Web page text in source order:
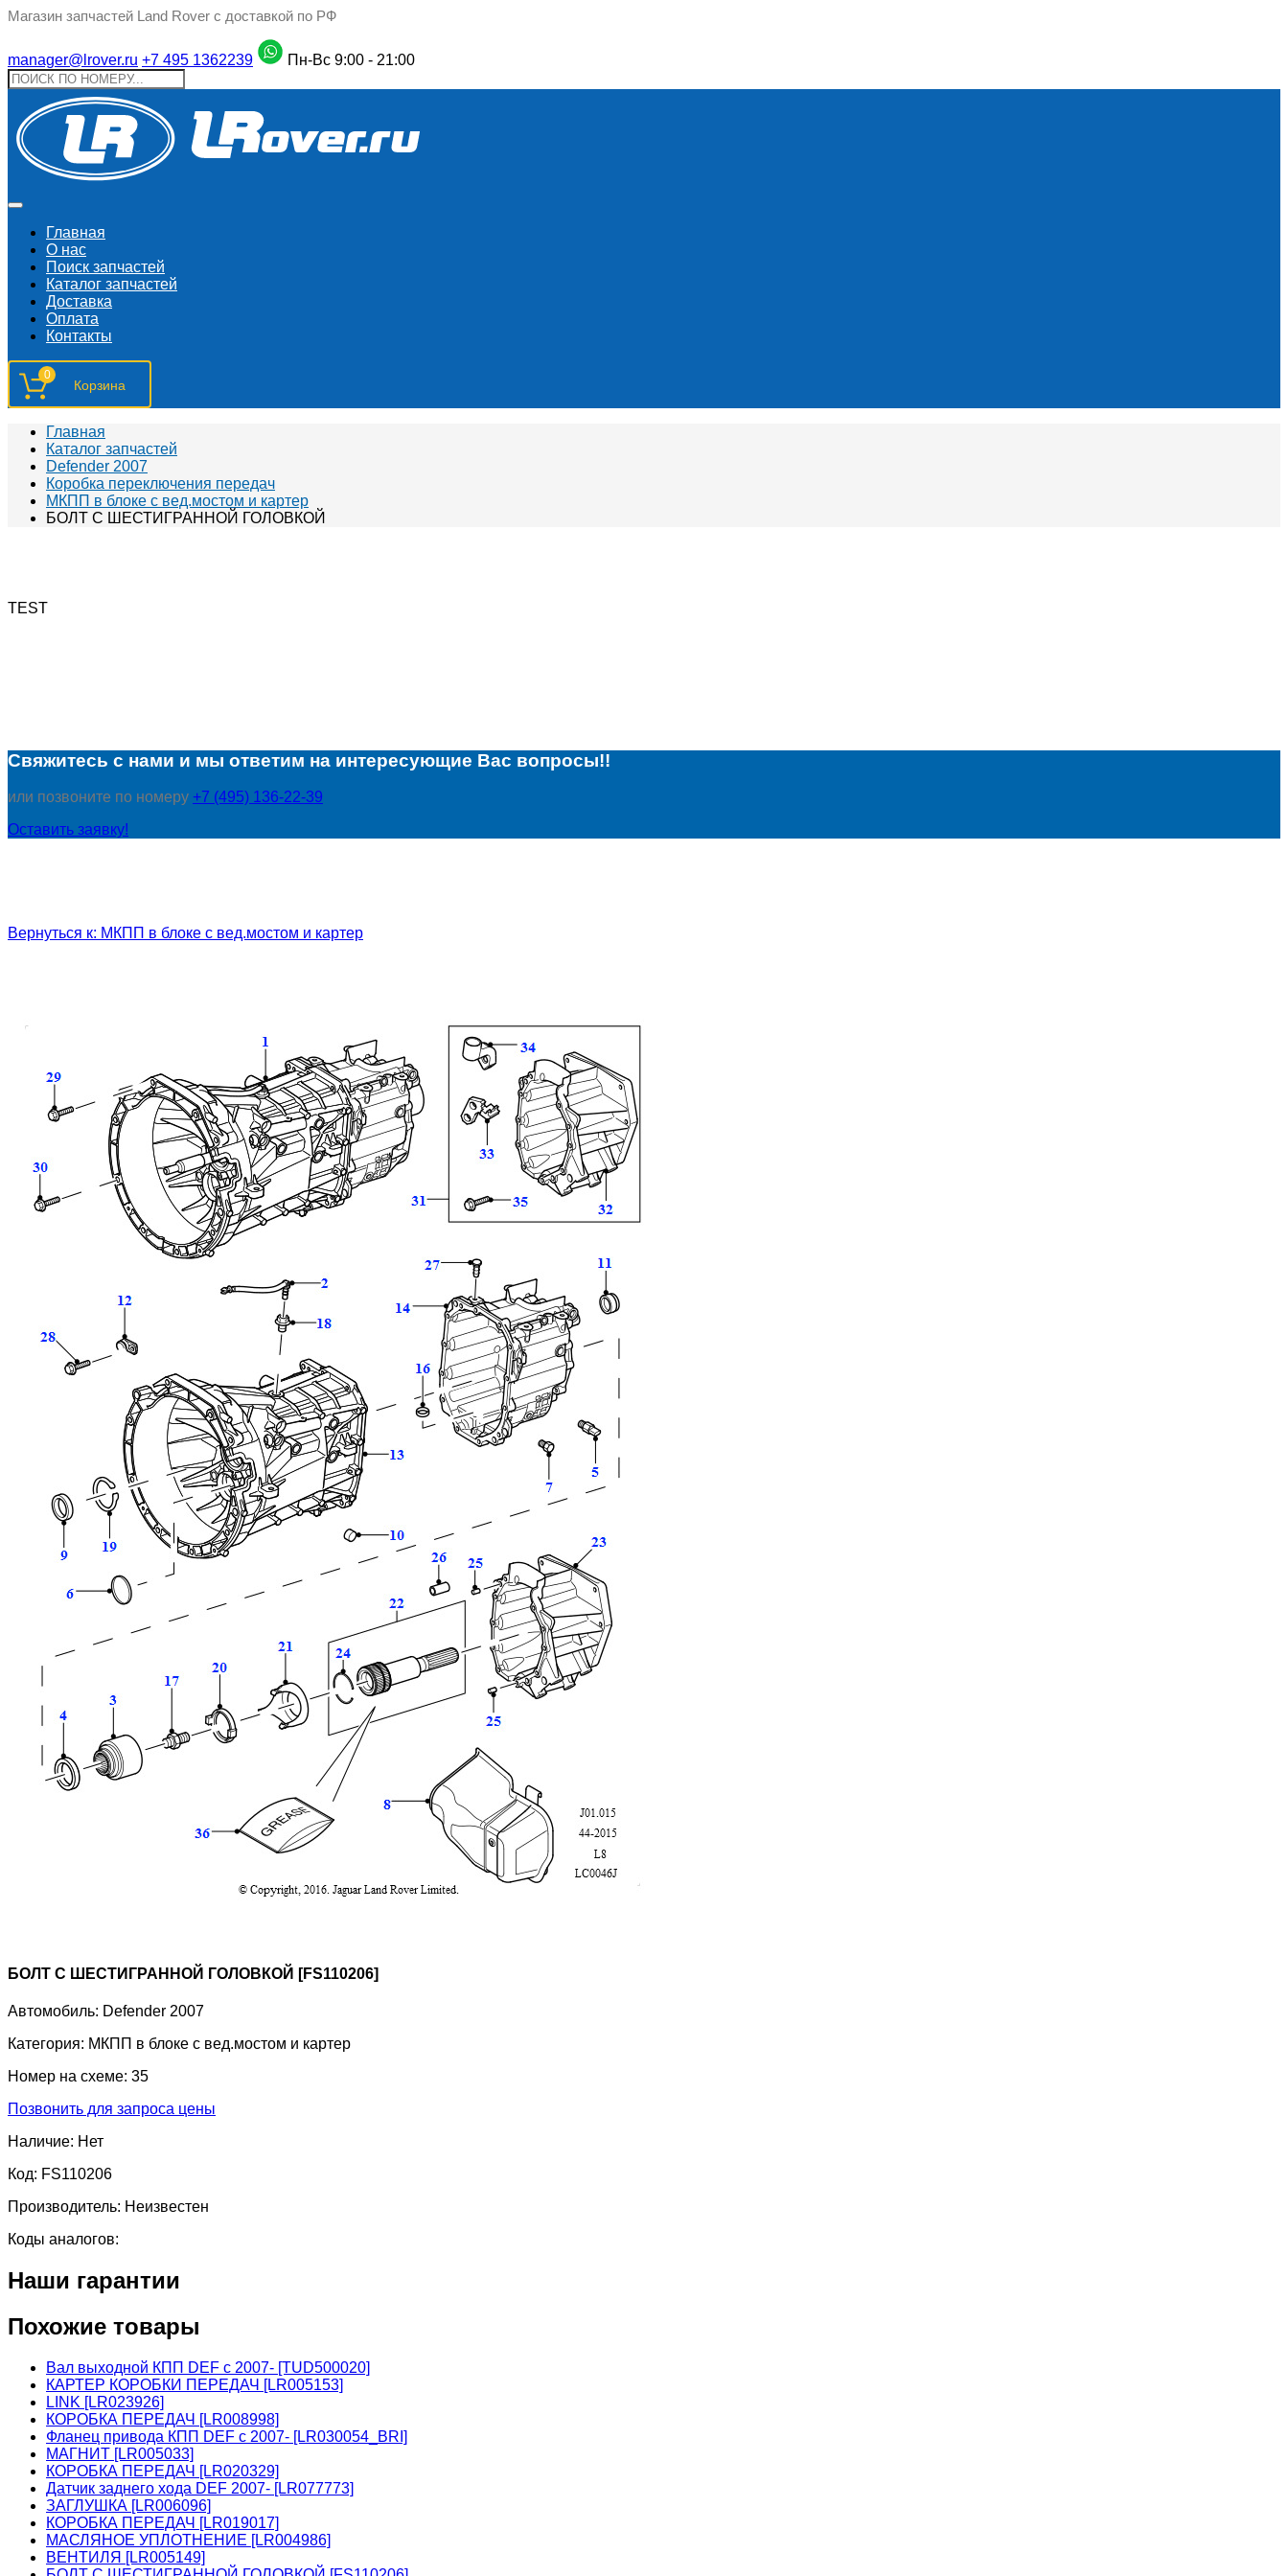
Магазин запчастей Land Rover с доставкой по РФ
manager@lrover.ru +7 495 1362239 Пн-Вс 9:00 - 21:00
Главная
О нас
Поиск запчастeй
Каталог запчастей
Доставка
Оплата
Контакты
0
Главная
Каталог запчастей
Defender 2007
Коробка переключения передач
МКПП в блоке с вед.мостом и картер
БОЛТ С ШЕСТИГРАННОЙ ГОЛОВКОЙ
TEST
Свяжитесь с нами и мы ответим на интересующие Вас вопросы!!
или позвоните по номеру +7 (495) 136-22-39
Оставить заявку!
Вернуться к: МКПП в блоке с вед.мостом и картер
БОЛТ С ШЕСТИГРАННОЙ ГОЛОВКОЙ [FS110206]
Автомобиль: Defender 2007
Категория: МКПП в блоке с вед.мостом и картер
Номер на схеме: 35
Позвонить для запроса цены
Наличие: Нет
Код: FS110206
Производитель: Неизвестен
Коды аналогов:
Наши гарантии
Похожие товары
Вал выходной КПП DEF c 2007- [TUD500020]
КАРТЕР КОРОБКИ ПЕРЕДАЧ [LR005153]
LINK [LR023926]
КОРОБКА ПЕРЕДАЧ [LR008998]
Фланец привода КПП DEF c 2007- [LR030054_BRI]
МАГНИТ [LR005033]
КОРОБКА ПЕРЕДАЧ [LR020329]
Датчик заднего хода DEF 2007- [LR077773]
ЗАГЛУШКА [LR006096]
КОРОБКА ПЕРЕДАЧ [LR019017]
МАСЛЯНОЕ УПЛОТНЕНИЕ [LR004986]
ВЕНТИЛЯ [LR005149]